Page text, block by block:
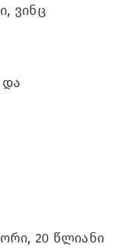
ვინც
და
20 წლიანი